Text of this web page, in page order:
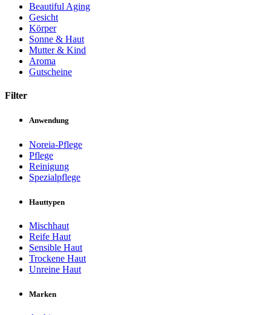
Beautiful Aging
Gesicht
Körper
Sonne & Haut
Mutter & Kind
Aroma
Gutscheine
Filter
Anwendung
Noreia-Pflege
Pflege
Reinigung
Spezialpflege
Hauttypen
Mischhaut
Reife Haut
Sensible Haut
Trockene Haut
Unreine Haut
Marken